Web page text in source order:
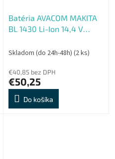
Batéria AVACOM MAKITA
BL 1430 Li-Ion 14,4 V
SAMSUNG
Skladom (do 24h-48h) (2 ks)
€40,85 bez DPH
€50,25
Do košíka